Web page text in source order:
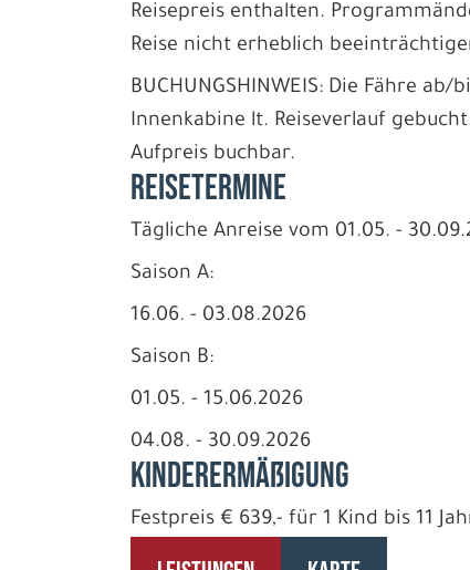
Reisepreis enthalten.
Reise nicht erheblich
BUCHUNGSHINWEIS: Die Fähre
Innenkabine lt. Reiseverlauf
Aufpreis buchbar.
REISETERMINE
Tägliche Anreise vom 01.05. -
Saison A:
16.06. - 03.08.2026
Saison B:
01.05. - 15.06.2026
04.08. - 30.09.2026
Kinderermäßigung
Festpreis € 639,- für 1 Kind bis 11